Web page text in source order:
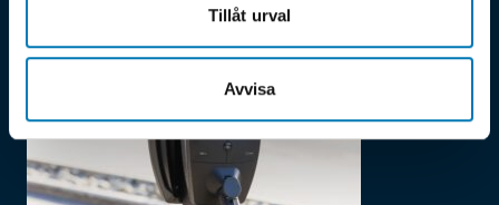
Tillåt urval
Avvisa
Elbilsladdare Hultsfred